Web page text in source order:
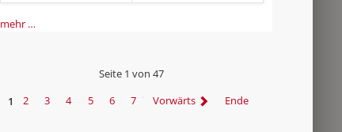
mehr …
Seite 1 von 47
1
2 3 4 5 6 7 Vorwärts Ende